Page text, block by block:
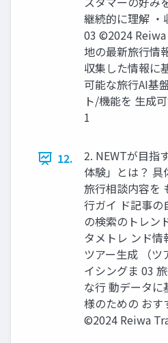
継続的に理解 ‧
03 ©2024
地の最新旅⾏情
収集した情報に
可能な旅⾏AI基
ト/機能を ⽣成
1
12.
2. NEWTが⽬指
体験」とは？ 具
旅⾏相談内容を
⾏ガイ ド記事の
の検索のトレン
タメトレ ンド情
ツアー⽣成 （ツ
イシングま 03
な⾏ 動データに
様のための おす
©2024 Reiwa